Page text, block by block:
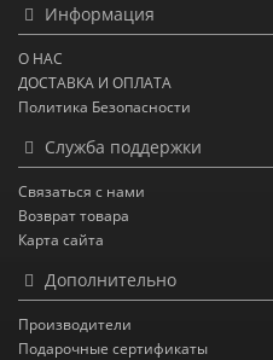
Информация
О НАС
ДОСТАВКА И ОПЛАТА
Политика Безопасности
Служба поддержки
Связаться с нами
Возврат товара
Карта сайта
Дополнительно
Производители
Подарочные сертификаты